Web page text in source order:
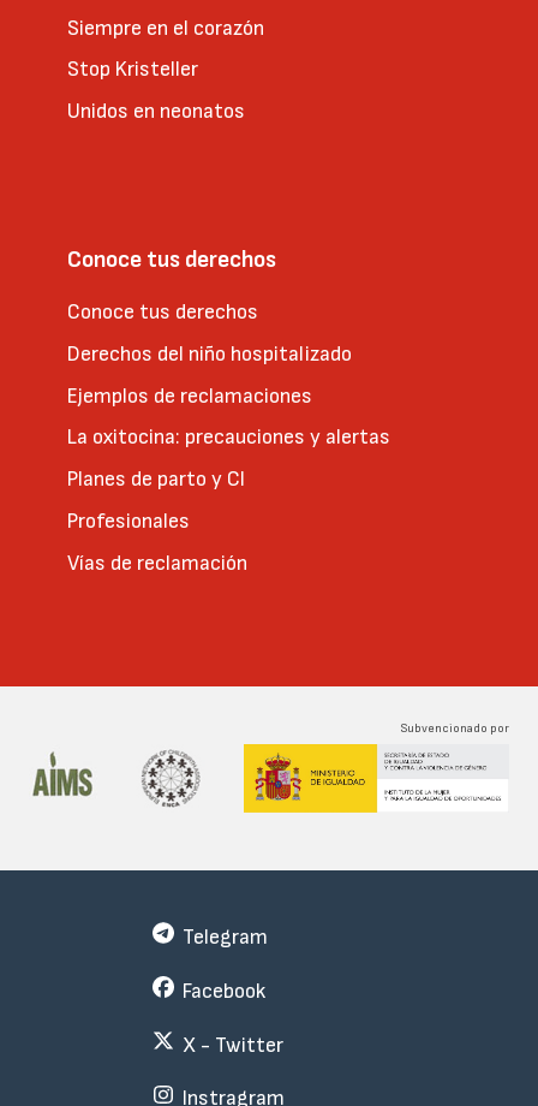
Siempre en el corazón
Stop Kristeller
Unidos en neonatos
Conoce tus derechos
Conoce tus derechos
Derechos del niño hospitalizado
Ejemplos de reclamaciones
La oxitocina: precauciones y alertas
Planes de parto y CI
Profesionales
Vías de reclamación
Subvencionado por
Telegram
Facebook
X - Twitter
Instragram